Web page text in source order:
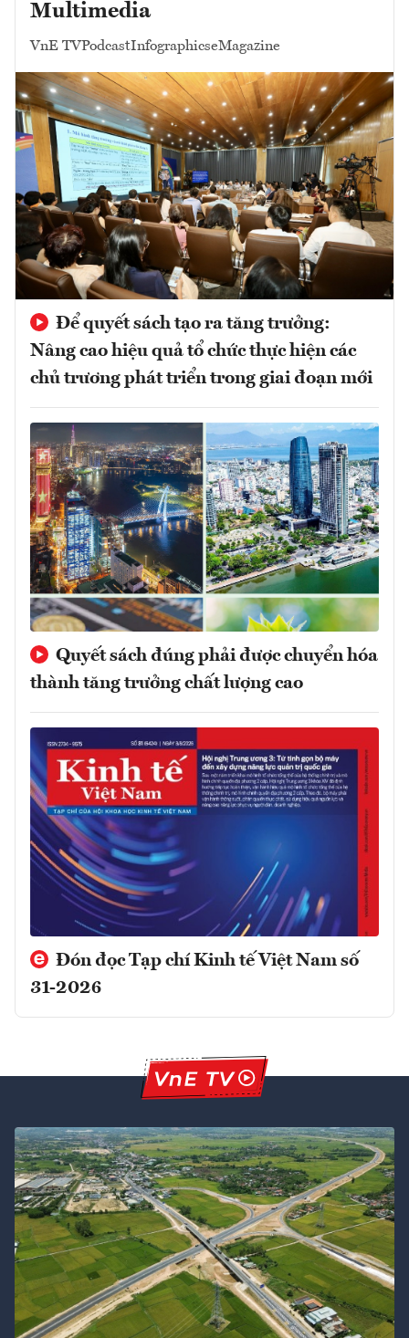
Multimedia
VnE TVPodcastInfographicseMagazine
Để quyết sách tạo ra tăng trưởng:
Nâng cao hiệu quả tổ chức thực hiện các
chủ trương phát triển trong giai đoạn mới
Quyết sách đúng phải được chuyển hóa
thành tăng trưởng chất lượng cao
Đón đọc Tạp chí Kinh tế Việt Nam số
31-2026